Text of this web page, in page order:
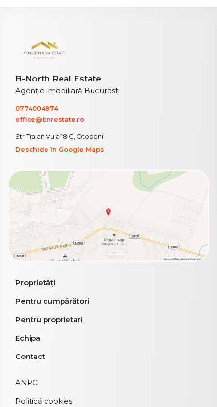
B-North Real Estate
Agenție imobiliară Bucuresti
0774004974
office@bnrestate.ro
Str Traian Vuia 18 G, Otopeni
Deschide în Google Maps
Proprietăți
Pentru cumpărători
Pentru proprietari
Echipa
Contact
ANPC
Politică cookies